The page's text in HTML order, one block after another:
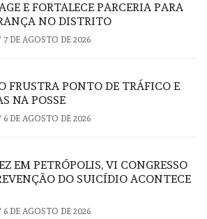
E FORTALECE PARCERIA PARA
NO DISTRITO
7 DE AGOSTO DE 2026
FRUSTRA PONTO DE TRÁFICO E
NA POSSE
6 DE AGOSTO DE 2026
EM PETRÓPOLIS, VI CONGRESSO
DO SUICÍDIO ACONTECE
6 DE AGOSTO DE 2026